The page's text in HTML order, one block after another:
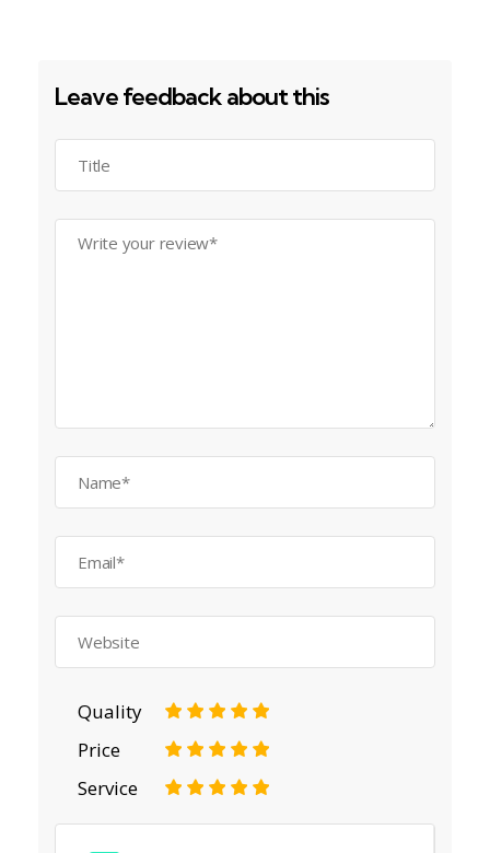
Leave feedback about this
Quality 5
4
3
2
Price 5
4
3
2
Service 5
4
3
2